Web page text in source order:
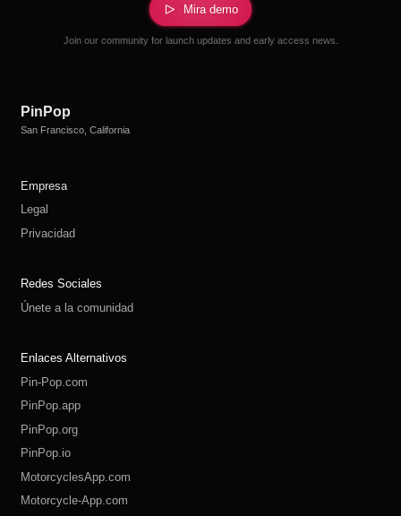
Mira demo
Join our community for launch updates and early access news.
PinPop
San Francisco, California
Empresa
Legal
Privacidad
Redes Sociales
Únete a la comunidad
Enlaces Alternativos
Pin-Pop.com
PinPop.app
PinPop.org
PinPop.io
MotorcyclesApp.com
Motorcycle-App.com